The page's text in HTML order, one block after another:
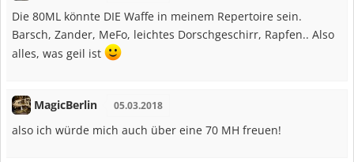
Die 80ML könnte DIE Waffe in meinem Repertoire sein.
Barsch, Zander, MeFo, leichtes Dorschgeschirr, Rapfen.. Also
alles, was geil ist
MagicBerlin 05.03.2018
also ich würde mich auch über eine 70 MH freuen!